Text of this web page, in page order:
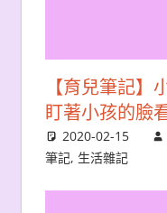
【育兒筆記
盯著小孩的臉
2020-02-15
筆記, 生活雜記